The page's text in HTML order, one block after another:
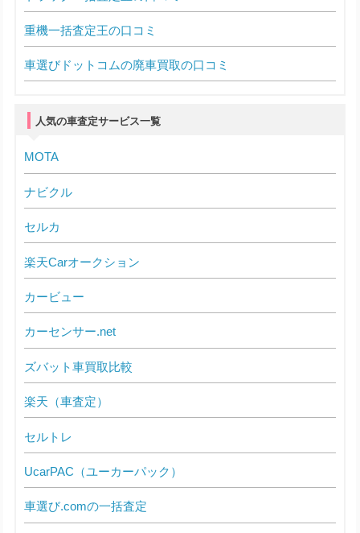
重機一括査定王の口コミ
車選びドットコムの廃車買取の口コミ
人気の車査定サービス一覧
MOTA
ナビクル
セルカ
楽天Carオークション
カービュー
カーセンサー.net
ズバット車買取比較
楽天（車査定）
セルトレ
UcarPAC（ユーカーパック）
車選び.comの一括査定